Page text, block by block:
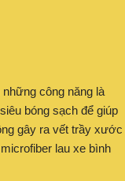
công năng là
bóng sạch để giúp
gây ra vết trầy xước
lau xe bình